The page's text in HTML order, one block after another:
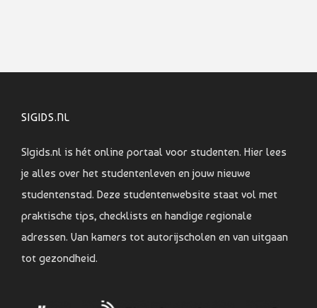
SIGIDS.NL
SIgids.nl is hét online portaal voor studenten. Hier lees
je alles over het studentenleven en jouw nieuwe
studentenstad. Deze studentenwebsite staat vol met
praktische tips, checklists en handige regionale
adressen. Van kamers tot autorijscholen en van uitgaan
tot gezondheid.